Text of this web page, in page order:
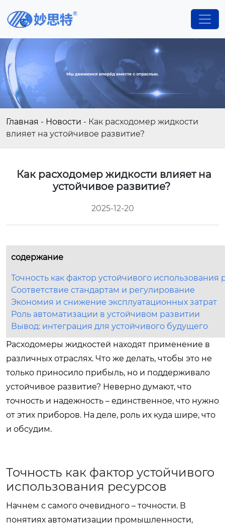
Главная - Новости - Как расходомер жидкости
влияет на устойчивое развитие?
Как расходомер жидкости влияет на
устойчивое развитие?
2025-12-20
содержание
Точность как фактор устойчивого использования
Соответствие стандартам и регулирование
Экономия и снижение эксплуатационных затрат
Роль автоматизации в устойчивом развитии
Вывод: интеграция для устойчивого будущего
Расходомеры жидкостей находят применение в
различных отраслях. Что же делать, чтобы это не
только приносило прибыль, но и поддерживало
устойчивое развитие? Неверно думают, что
точность и надежность – единственное, что нужно
от этих приборов. На деле, роль их куда шире, что
и обсудим.
Точность как фактор устойчивого
использования ресурсов
Начнем с самого очевидного – точности. В
понятиях автоматизации промышленности,